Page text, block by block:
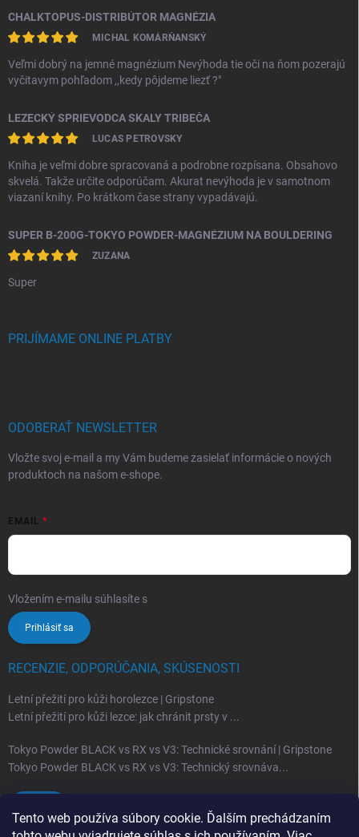
Tento web používa súbory cookie. Ďalším prechádzaním
CHALKTOPUS-DISTRIBÚTOR MAGNÉZIA
MICHAL KOMÁRŇANSKÝ
Veľmi dobrý na jemné magnézium Nevýhoda tie oči na ňom pozerajú
vyčitavym pohľadom ,,kedy pôjdeme liezť ?"
LEZECKÝ SPRIEVODCA SKALY TRIBEČA
LUCAS PETROVSKY
Kniha je veľmi dobre spracovaná a podrobne rozpísana. Obsahovo
skvelá. Takže určite odporúčam. Akurat nevýhoda je v samotnom
viazaní knihy. Po krátkom čase strany vypadávajú.
SUPER B-200G-TOKYO POWDER-MAGNÉZIUM NA BOULDERING
ZUZANA
Super
PRIJÍMAME ONLINE PLATBY
ODOBERAŤ NEWSLETTER
Vložte svoj e-mail a my Vám budeme zasielať informácie o nových
produktoch na našom e-shope.
EMAIL
Vložením e-mailu súhlasíte s
Prihlásiť sa
RECENZIE, ODPORÚČANIA, SKÚSENOSTI
Letní přežití pro kůži horolezce | Gripstone
Letní přežití pro kůži lezce: jak chránit prsty v ...
Tokyo Powder BLACK vs RX vs V3: Technické srovnání | Gripstone
Tokyo Powder BLACK vs RX vs V3: Technický srovnáva...